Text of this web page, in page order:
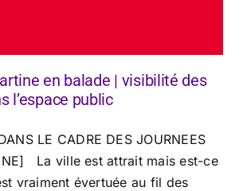
en balade | visibilité des
l’espace public
LE CADRE DES JOURNEES
La ville est attrait mais est-ce
vraiment évertuée au fil des